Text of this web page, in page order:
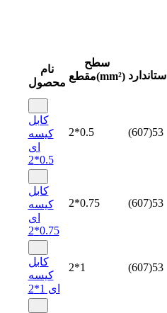
نام
محصول
سطح
مقطع(mm²) استاندارد
کابل
کیسه
ای
0.5*2
2*0.5 (607)53
کابل
کیسه
ای
0.75*2
2*0.75 (607)53
کابل
کیسه
ای 1*2
2*1 (607)53